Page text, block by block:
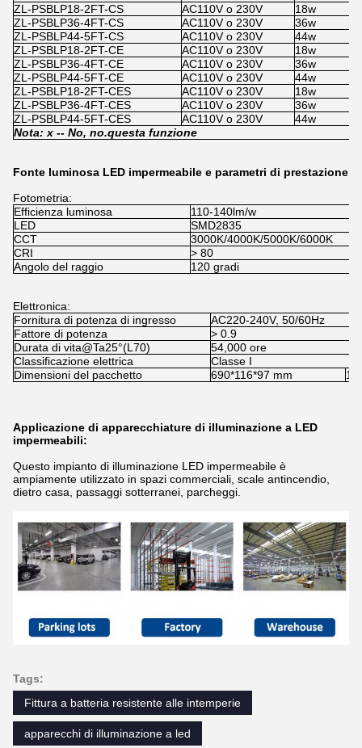
ZL-PSBLP18-2FT-CS
AC110V o 230V 18w
ZL-PSBLP36-4FT-CS
AC110V o 230V 36w
ZL-PSBLP44-5FT-CS
AC110V o 230V 44w
ZL-PSBLP18-2FT-CE
AC110V o 230V 18w
ZL-PSBLP36-4FT-CE
AC110V o 230V 36w
ZL-PSBLP44-5FT-CE
AC110V o 230V 44w
ZL-PSBLP18-2FT-CES
AC110V o 230V 18w
ZL-PSBLP36-4FT-CES
AC110V o 230V 36w
ZL-PSBLP44-5FT-CES
AC110V o 230V 44w
Nota: x -- No, no.questa funzione
Fonte luminosa LED impermeabile e parametri di prestazione
Fotometria:
Efficienza luminosa
110-140lm/w
LED
SMD2835
CCT
3000K/4000K/5000K/6000K
CRI
> 80
Angolo del raggio
120 gradi
Elettronica:
Fornitura di potenza di ingresso
AC220-240V, 50/60Hz
Fattore di potenza
> 0.9
Durata di vita@Ta25°(L70)
54,000 ore
Classificazione elettrica
Classe I
Dimensioni del pacchetto
690*116*97 mm
Applicazione di apparecchiature di illuminazione a LED
impermeabili:
Questo impianto di illuminazione LED impermeabile è
ampiamente utilizzato in spazi commerciali, scale antincendio,
dietro casa, passaggi sotterranei, parcheggi.
Tags:
Fittura a batteria resistente alle intemperie
apparecchi di illuminazione a led